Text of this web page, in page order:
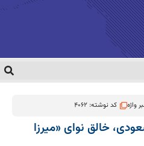
واژه کد نوشته: 4062
خالق نوای «میرزا